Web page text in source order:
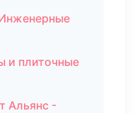
и плиточные
Альянс -